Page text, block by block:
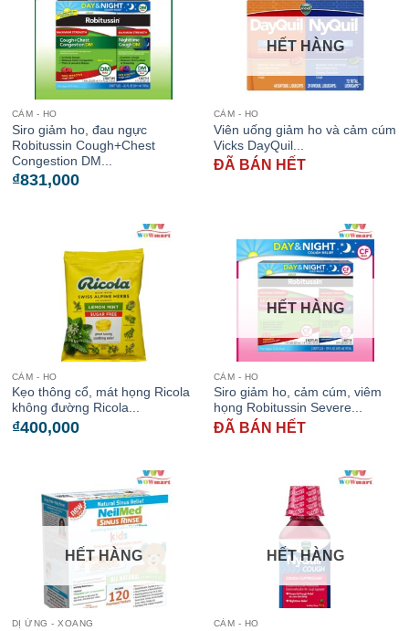
CẢM - HO
Siro giảm ho, đau ngực
Robitussin Cough+Chest
Congestion DM...
₫831,000
HẾT HÀNG
CẢM - HO
Viên uống giảm ho và cảm cúm
Vicks DayQuil...
ĐÃ BÁN HẾT
CẢM - HO
Kẹo thông cổ, mát họng Ricola
không đường Ricola...
₫400,000
HẾT HÀNG
CẢM - HO
Siro giảm ho, cảm cúm, viêm
họng Robitussin Severe...
ĐÃ BÁN HẾT
HẾT HÀNG
DỊ ỨNG - XOANG
HẾT HÀNG
CẢM - HO